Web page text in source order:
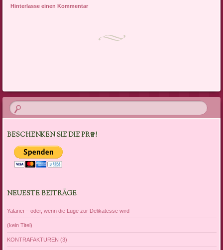
Hinterlasse einen Kommentar
BESCHENKEN SIE DIE PR♕!
NEUESTE BEITRÄGE
Yalancı – oder, wenn die Lüge zur Delikatesse wird
(kein Titel)
KONTRAFAKTUREN (3)